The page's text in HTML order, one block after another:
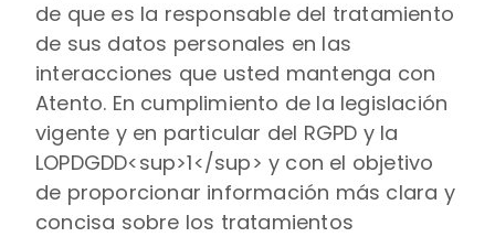
de que es la responsable del tratamiento
de sus datos personales en las
interacciones que usted mantenga con
Atento. En cumplimiento de la legislación
vigente y en particular del RGPD y la
LOPDGDD<sup>1</sup> y con el objetivo
de proporcionar información más clara y
concisa sobre los tratamientos